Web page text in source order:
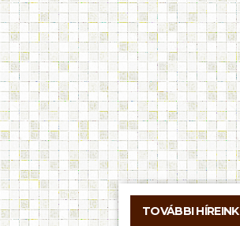
TOVÁBBI HÍREINK